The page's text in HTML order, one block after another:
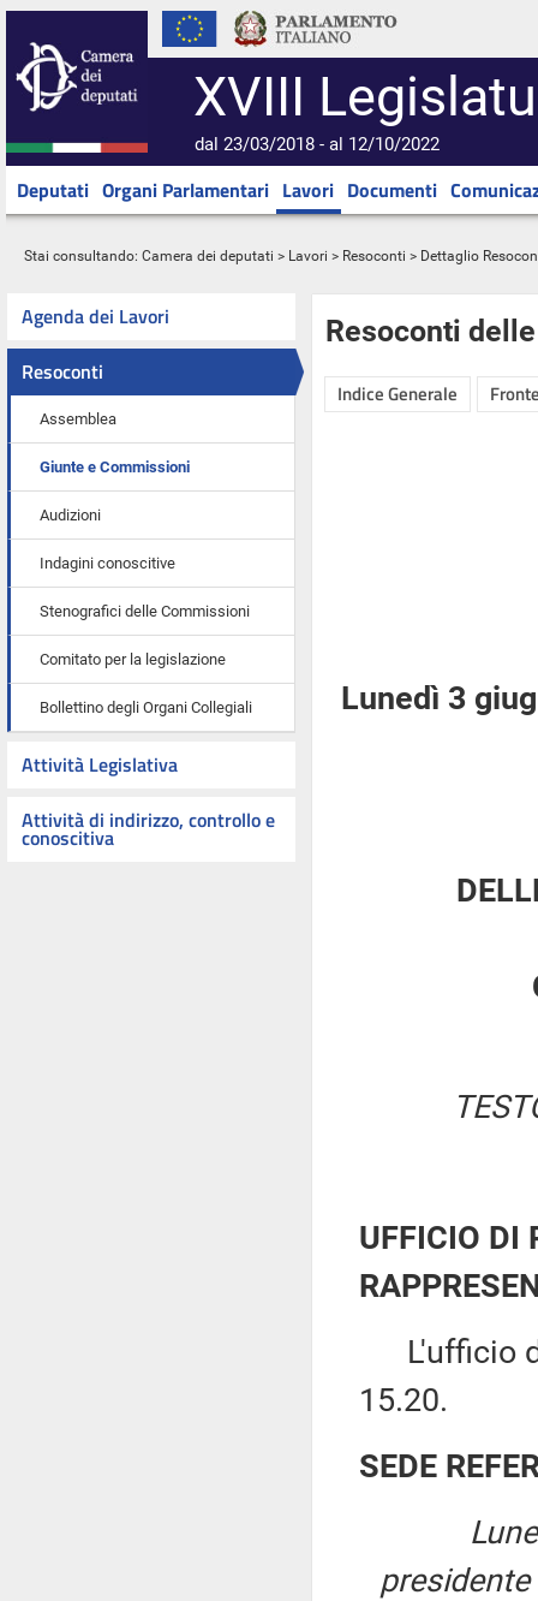
XVIII
dal 23/03/2018 - al 12/10/2022
Deputati Organi Parlamentari Lavori Documenti
Stai consultando: Camera dei deputati > Lavori > Resoconti > Dettaglio
Agenda dei Lavori
Resoconti
Assemblea
Giunte e Commissioni
Audizioni
Indagini conoscitive
Stenografici delle Commissioni
Comitato per la legislazione
Bollettino degli Organi Collegiali
Attività Legislativa
Attività di indirizzo, controllo e
conoscitiva
Resoconti
Indice Generale
Lunedì 3
UFFICIO DI
L'ufficio di
15.20.
SEDE